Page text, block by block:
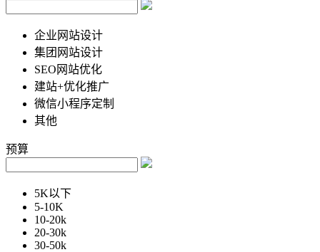
企业网站设计
集团网站设计
SEO网站优化
建站+优化推广
微信小程序定制
其他
预算
5K以下
5-10K
10-20k
20-30k
30-50k